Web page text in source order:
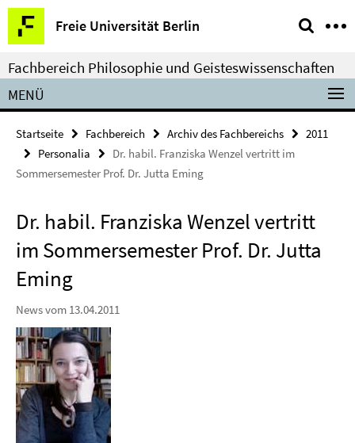
Springe
direkt
zu
Inhalt
Freie Universität Berlin
Service-
Navigation
Fachbereich Philosophie und Geisteswissenschaften
MENÜ
Startseite Fachbereich Archiv des Fachbereichs
2011
Personalia
Dr. habil. Franziska Wenzel vertritt im
Sommersemester Prof. Dr. Jutta Eming
Dr. habil. Franziska Wenzel vertritt
im Sommersemester Prof. Dr. Jutta
Eming
News vom 13.04.2011